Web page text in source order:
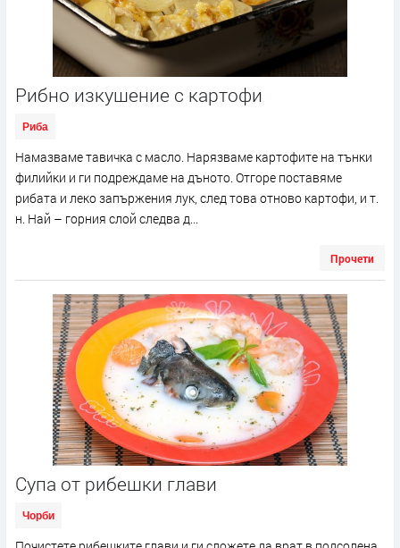
Рибно изкушение с картофи
Риба
Намазваме тавичка с масло. Нарязваме картофите на тънки
филийки и ги подреждаме на дъното. Отгоре поставяме
рибата и леко запържения лук, след това отново картофи, и т.
н. Най – горния слой следва д...
Прочети
Супа от рибешки глави
Чорби